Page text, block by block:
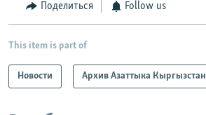
Поделиться Follow us
This item is part of
Новости Архив Азаттыка Кыргызстан